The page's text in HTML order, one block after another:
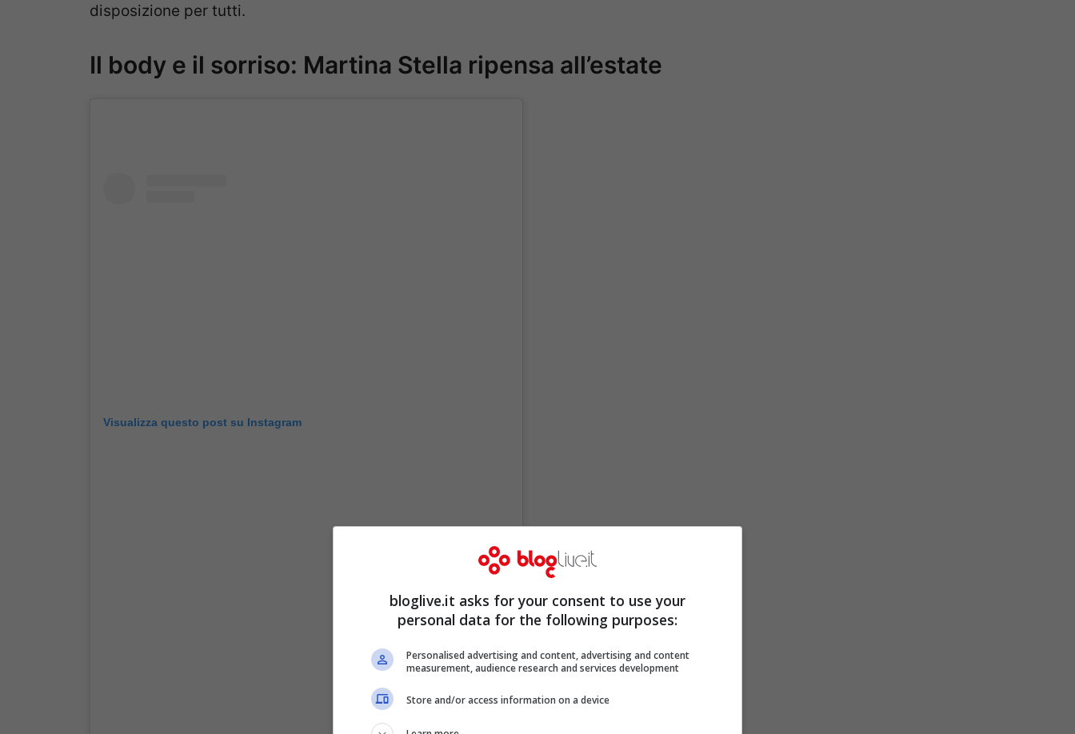
disposizione per tutti.
Il body e il sorriso: Martina Stella ripensa all’estate
Visualizza questo post su Instagram
bloglive.it asks for your consent to use your
personal data for the following purposes:
Personalised advertising and content, advertising and content
measurement, audience research and services development
Store and/or access information on a device